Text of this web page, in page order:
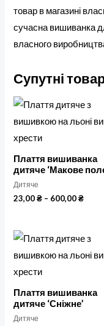
товар в магазині
сучасна вишиванка
власного
Супутні
Плаття вишиванка
дитяче ‘Макове
Дитяче
23,00₴ – 600,00₴
до
Плаття вишиванка
дитяче ‘Сніжне’
Дитяче